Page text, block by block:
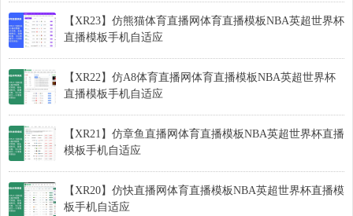
【XR23】仿熊猫体育直播网体育直播模板NBA英超世界杯
直播模板手机自适应
【XR22】仿A8体育直播网体育直播模板NBA英超世界杯
直播模板手机自适应
【XR21】仿章鱼直播网体育直播模板NBA英超世界杯直播
模板手机自适应
【XR20】仿快直播网体育直播模板NBA英超世界杯直播模
板手机自适应